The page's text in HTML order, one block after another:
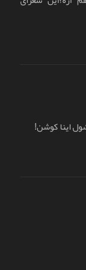
اینا کوشن!